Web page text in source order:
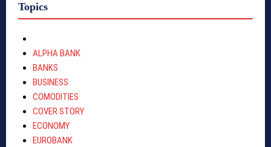
Topics
ALPHA BANK
BANKS
BUSINESS
COMODITIES
COVER STORY
ECONOMY
EUROBANK